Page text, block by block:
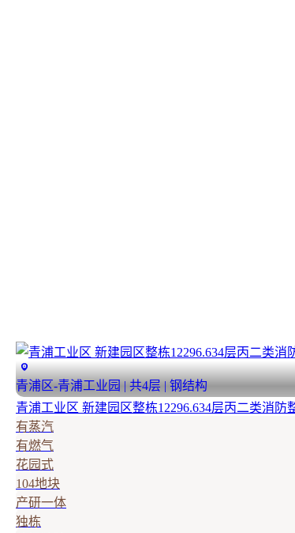
青浦区-青浦工业园 | 共4层 | 钢结构
青浦工业区 新建园区整栋12296.634层丙二类消防
有蒸汽
有燃气
花园式
104地块
产研一体
独栋